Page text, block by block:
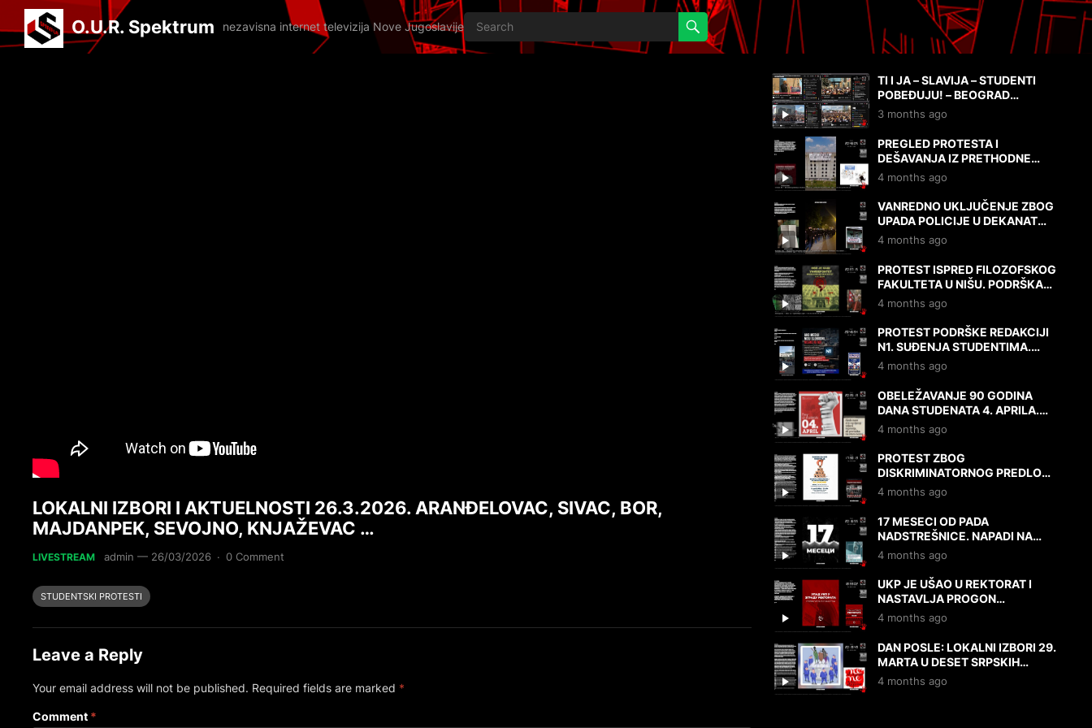
O.U.R. Spektrum nezavisna internet televizija Nove Jugoslavije
LOKALNI IZBORI I AKTUELNOSTI 26.3.2026. ARANĐELOVAC, SIVAC, BOR,
MAJDANPEK, SEVOJNO, KNJAŽEVAC …
LIVESTREAM admin — 26/03/2026 · 0 Comment
STUDENTSKI PROTESTI
Leave a Reply
Your email address will not be published. Required fields are marked *
Comment *
TI I JA – SLAVIJA – STUDENTI
POBEĐUJU! – BEOGRAD
23.5.2026.
3 months ago
PREGLED PROTESTA I
DEŠAVANJA IZ PRETHODNE
NEDELJE – OD 10.4. DO DANAS,
4 months ago
VANREDNO UKLJUČENJE ZBOG
UPADA POLICIJE U DEKANAT
MEDICINSKOG FAKULTETA!
4 months ago
PROTEST ISPRED FILOZOFSKOG
FAKULTETA U NIŠU. PODRŠKA
STUDENTIMA I N1. MIŠLJENJA I
DOKAZI. 9.4.2026.
4 months ago
PROTEST PODRŠKE REDAKCIJI
N1. SUĐENJA STUDENTIMA.
PROTESTI. MIŠLJENJA.
4 months ago
OBELEŽAVANJE 90 GODINA
DANA STUDENATA 4. APRILA.
PREGLED PROTESTA I DRUGIH
DEŠAVANJA 3. I 4.4.2026.
4 months ago
PROTEST ZBOG
DISKRIMINATORNOG PREDLOGA
ZAKONA RODITELJ-
NEGOVATELJ. NAPADI NA
UNIVERZITET. 2.4.2026.
4 months ago
17 MESECI OD PADA
NADSTREŠNICE. NAPADI NA
UNIVERZITET I NOVINARE.
LOKALNI IZBORI. 1.4.2026.
4 months ago
UKP JE UŠAO U REKTORAT I
NASTAVLJA PROGON
STUDENATA I REKTORA SVI KOD
REKTORATA U 19Č 31.3.2026.
4 months ago
DAN POSLE: LOKALNI IZBORI 29.
MARTA U DESET SRPSKIH
OPŠTINA. 30.3.2026.
4 months ago